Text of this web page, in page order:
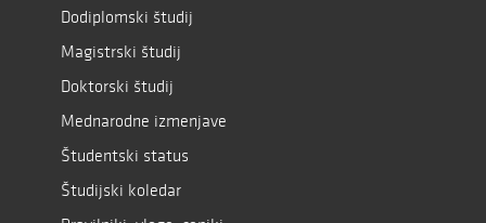
Dodiplomski študij
Magistrski študij
Doktorski študij
Mednarodne izmenjave
Študentski status
Študijski koledar